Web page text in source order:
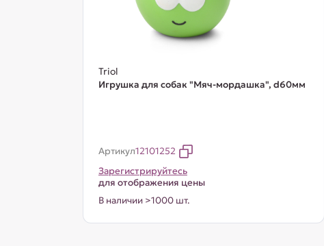
Triol
Игрушка для собак "Мяч-мордашка", d60мм
Артикул12101252
Зарегистрируйтесь
для отображения цены
В наличии >1000 шт.